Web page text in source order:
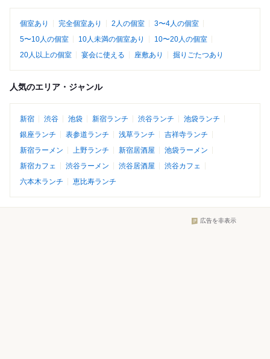
個室あり 完全個室あり 2人の個室
3〜4人の個室
5〜10人の個室
10人未満の個室あり
10〜20人の個室
20人以上の個室
宴会に使える 座敷あり 掘りごたつあり
人気のエリア・ジャンル
新宿 渋谷 池袋 新宿ランチ 渋谷ランチ
池袋ランチ
銀座ランチ
表参道ランチ 浅草ランチ
吉祥寺ランチ
新宿ラーメン
上野ランチ 新宿居酒屋
池袋ラーメン
新宿カフェ
渋谷ラーメン 渋谷居酒屋
渋谷カフェ
六本木ランチ
恵比寿ランチ
広告を非表示